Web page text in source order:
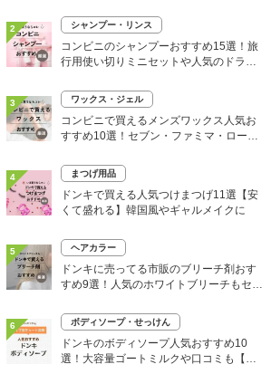
2 シャンプー・リンス
コンビニのシャンプーおすすめ15選！旅
行用使い切りミニセットや人気のドライ
3 ワックス・ジェル
コンビニで買えるメンズワックス人気お
すすめ10選！セブン・ファミマ・ローソ
4 まつげ用品
ドンキで買える人気つけまつげ11選【安
くて盛れる】韓国風やギャルメイクに
5 ヘアカラー
ドンキに売ってる市販のブリーチ剤おす
すめ9選！人気のホワイトブリーチもセル
6 ボディソープ・せっけん
ドンキのボディソープ人気おすすめ10
選！大容量ゴートミルクや口コミも【い